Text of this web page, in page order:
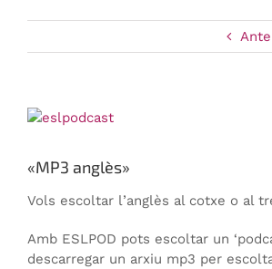
View
«MP3 anglès»
Vols escoltar l’anglès al cotxe o al
Amb ESLPOD pots escoltar un
descarregar un arxiu mp3 per